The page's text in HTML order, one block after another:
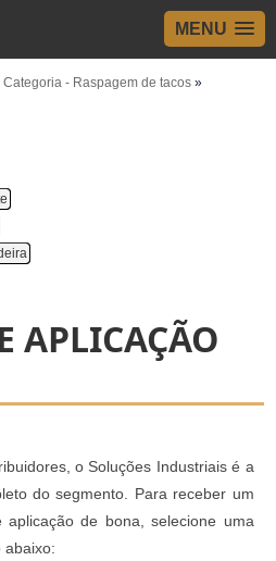
MENU
Categoria - Raspagem de tacos»
APLICAÇÃO
o Soluções Industriais é a
do segmento. Para receber um
de bona, selecione uma
abaixo: